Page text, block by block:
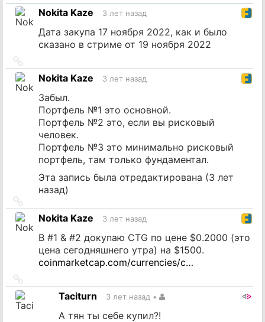
на
источник
Nokita Kaze 3 лет назад
Дата закупа 17 ноября 2022, как и было
сказано в стриме от 19 ноября 2022
на
источник
Nokita Kaze 3 лет назад
Забыл.
Портфель №1 это основной.
Портфель №2 это, если вы рисковый
человек.
Портфель №3 это минимально рисковый
портфель, там только фундаментал.
Эта запись была отредактирована (3 лет
назад)
на
источник
Nokita Kaze 3 лет назад
В #1 & #2 докупаю CTG по цене $0.2000 (это
цена сегодняшнего утра) на $1500.
coinmarketcap.com/currencies/c…
на
источникTaciturn 3 лет назад •
А тян ты себе купил?!